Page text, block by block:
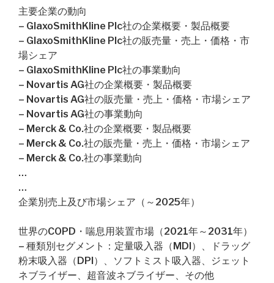
主要企業の動向
– GlaxoSmithKline Plc社の企業概要・製品概要
– GlaxoSmithKline Plc社の販売量・売上・価格・市
場シェア
– GlaxoSmithKline Plc社の事業動向
– Novartis AG社の企業概要・製品概要
– Novartis AG社の販売量・売上・価格・市場シェア
– Novartis AG社の事業動向
– Merck & Co.社の企業概要・製品概要
– Merck & Co.社の販売量・売上・価格・市場シェア
– Merck & Co.社の事業動向
…
…
企業別売上及び市場シェア（～2025年）
世界のCOPD・喘息用装置市場（2021年～2031年）
– 種類別セグメント：定量吸入器（MDI）、ドラッグ
粉末吸入器（DPI）、ソフトミスト吸入器、ジェット
ネブライザー、超音波ネブライザー、その他